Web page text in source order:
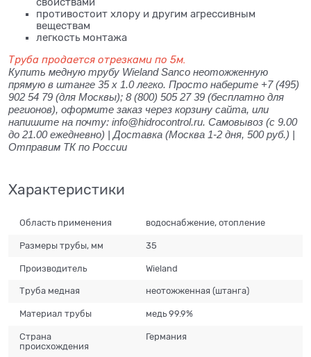
противостоит хлору и другим агрессивным
веществам
легкость монтажа
Труба продается отрезками по 5м.
Купить медную трубу Wieland Sanco неотожженную
прямую в штанге 35 x 1.0 легко. Просто наберите +7 (495)
902 54 79 (для Москвы); 8 (800) 505 27 39 (бесплатно для
регионов), оформите заказ через корзину сайта, или
напишите на почту: info@hidrocontrol.ru. Самовывоз (с 9.00
до 21.00 ежедневно) | Доставка (Москва 1-2 дня, 500 руб.) |
Отправим ТК по России
Характеристики
Область применения водоснабжение, отопление
Размеры трубы, мм 35
Производитель Wieland
Труба медная неотожженная (штанга)
Материал трубы медь 99.9%
Страна
происхождения
Германия